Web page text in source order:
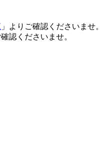
」よりご確認くださいませ。
確認くださいませ。